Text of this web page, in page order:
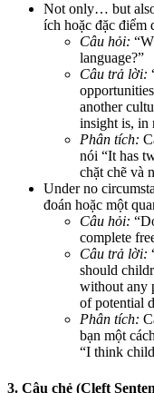
Not only… but
ích hoặc đặc điểm
Câu hỏi:
language?”
Câu trả lời:
another
insight is, in
Phân tích:
nói “It has
chặt chẽ và
Under no
đoán hoặc một
Câu hỏi:
complete
Câu trả lời:
should
without any
of potential
Phân tích:
bạn một
“I think
3. Câu chẻ (Cleft